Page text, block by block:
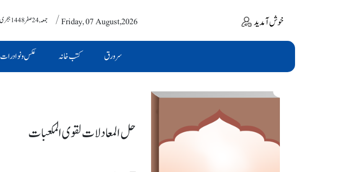
جمعہ , 24 صفر 1448 ہجری (مدینہ منورہ) / Friday, 07 August,2026 خوش آمدید
سرورق کتب خانہ عکس و نوادرات
حل المعادلات لقوی المکعبات